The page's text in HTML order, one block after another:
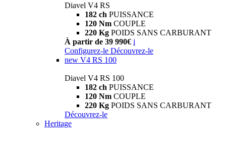
Diavel V4 RS
182 ch PUISSANCE
120 Nm COUPLE
220 Kg POIDS SANS CARBURANT
À partir de 39 990€ i
Configurez-le Découvrez-le
new V4 RS 100
Diavel V4 RS 100
182 ch PUISSANCE
120 Nm COUPLE
220 Kg POIDS SANS CARBURANT
Découvrez-le
Heritage